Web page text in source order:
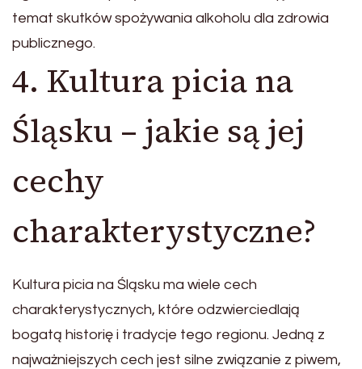
temat skutków spożywania alkoholu dla zdrowia
publicznego.
4. Kultura picia na
Śląsku – jakie są jej
cechy
charakterystyczne?
Kultura picia na Śląsku ma wiele cech
charakterystycznych, które odzwierciedlają
bogatą historię i tradycje tego regionu. Jedną z
najważniejszych cech jest silne związanie z piwem,